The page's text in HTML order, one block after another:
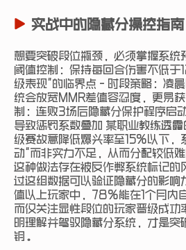
实战中的隐藏分操控指南
想要突破段位瓶颈，必须掌握系
阈值控制：保持每回合伤害不低
级表现"的临界点 - 时段策略：凌
统会放宽MMR差值容忍度，更易
制：连败3场后隐藏分保护程序启
导致惩罚系数叠加 某职业教练透
级赛故意降低爆头率至15%以下，
动"而非实力不足，从而分配较低
这种做法存在被反作弊系统标记的
过这组数据可以验证隐藏分的影
值以上玩家中，78%能在1个月内
而仅关注显性段位的玩家晋级成
明理解并驾驭隐藏分系统，才是突
钥。